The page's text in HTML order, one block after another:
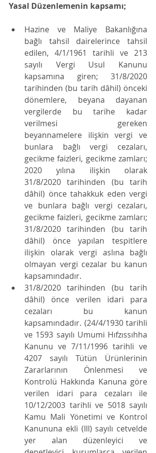
Yasal Düzenlemenin kapsamı;
Hazine ve Maliye Bakanlığına
bağlı tahsil dairelerince tahsil
edilen, 4/1/1961 tarihli ve 213
sayılı Vergi Usul Kanunu
kapsamına giren; 31/8/2020
tarihinden (bu tarih dâhil) önceki
dönemlere, beyana dayanan
vergilerde bu tarihe kadar
verilmesi gereken
beyannamelere ilişkin vergi ve
bunlara bağlı vergi cezaları,
gecikme faizleri, gecikme zamları;
2020 yılına ilişkin olarak
31/8/2020 tarihinden (bu tarih
dâhil) önce tahakkuk eden vergi
ve bunlara bağlı vergi cezaları,
gecikme faizleri, gecikme zamları;
31/8/2020 tarihinden (bu tarih
dâhil) önce yapılan tespitlere
ilişkin olarak vergi aslına bağlı
olmayan vergi cezalar bu kanun
kapsamındadır.
31/8/2020 tarihinden (bu tarih
dâhil) önce verilen idari para
cezaları bu kanun
kapsamındadır. (24/4/1930 tarihli
ve 1593 sayılı Umumi Hıfzıssıhha
Kanunu ve 7/11/1996 tarihli ve
4207 sayılı Tütün Ürünlerinin
Zararlarının Önlenmesi ve
Kontrolü Hakkında Kanuna göre
verilen idari para cezaları ile
10/12/2003 tarihli ve 5018 sayılı
Kamu Mali Yönetimi ve Kontrol
Kanununa ekli (III) sayılı cetvelde
yer alan düzenleyici ve